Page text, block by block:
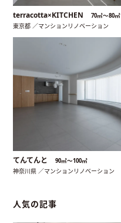
terracotta×KITCHEN 70㎡〜80㎡
東京都 ／マンションリノベーション
てんてんと 90㎡〜100㎡
神奈川県 ／マンションリノベーション
人気の記事